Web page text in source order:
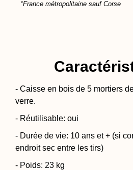
*France métropolitaine sauf Corse
- Caisse en bois de 5 mortiers
verre.
- Réutilisable: oui
- Durée de vie: 10 ans et + (si
endroit sec entre les tirs)
- Poids: 23 kg